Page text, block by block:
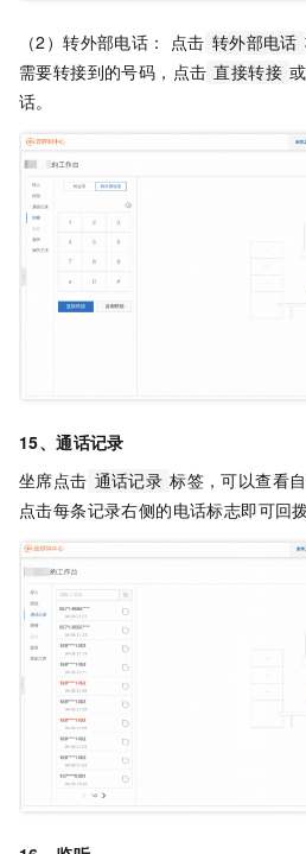
（2）转外部电话： 点击 转外部电话
需要转接到的号码，点击 直接转接 或
话。
15、通话记录
坐席点击 通话记录 标签，可以查看
点击每条记录右侧的电话标志即可回拨